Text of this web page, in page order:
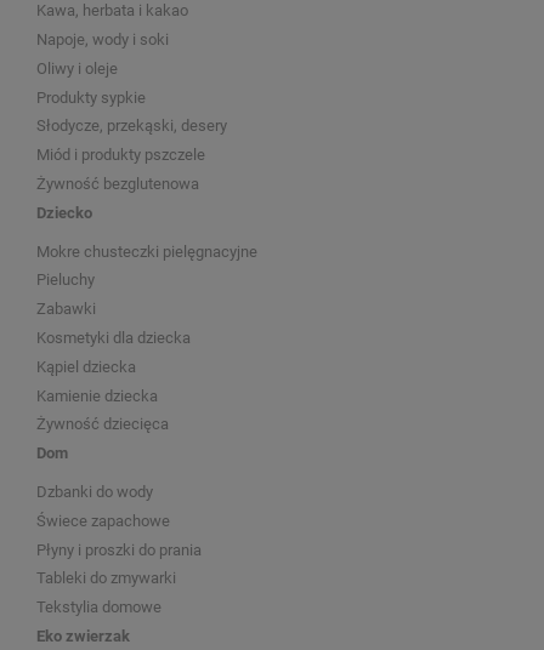
Kawa, herbata i kakao
Napoje, wody i soki
Oliwy i oleje
Produkty sypkie
Słodycze, przekąski, desery
Miód i produkty pszczele
Żywność bezglutenowa
Dziecko
Mokre chusteczki pielęgnacyjne
Pieluchy
Zabawki
Kosmetyki dla dziecka
Kąpiel dziecka
Kamienie dziecka
Żywność dziecięca
Dom
Dzbanki do wody
Świece zapachowe
Płyny i proszki do prania
Tableki do zmywarki
Tekstylia domowe
Eko zwierzak